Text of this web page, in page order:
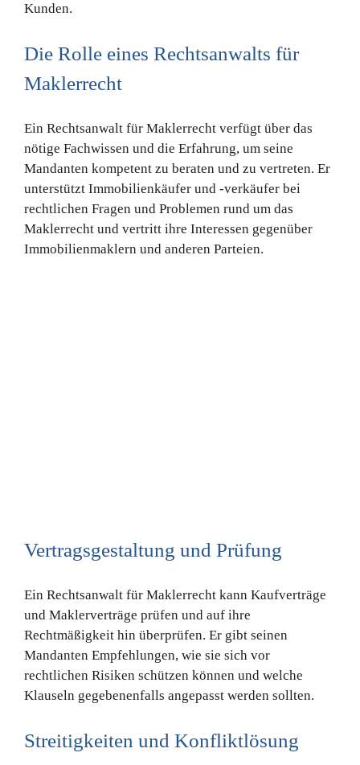
Kunden.
Die Rolle eines Rechtsanwalts für
Maklerrecht
Ein Rechtsanwalt für Maklerrecht verfügt über das
nötige Fachwissen und die Erfahrung, um seine
Mandanten kompetent zu beraten und zu vertreten. Er
unterstützt Immobilienkäufer und -verkäufer bei
rechtlichen Fragen und Problemen rund um das
Maklerrecht und vertritt ihre Interessen gegenüber
Immobilienmaklern und anderen Parteien.
Vertragsgestaltung und Prüfung
Ein Rechtsanwalt für Maklerrecht kann Kaufverträge
und Maklerverträge prüfen und auf ihre
Rechtmäßigkeit hin überprüfen. Er gibt seinen
Mandanten Empfehlungen, wie sie sich vor
rechtlichen Risiken schützen können und welche
Klauseln gegebenenfalls angepasst werden sollten.
Streitigkeiten und Konfliktlösung